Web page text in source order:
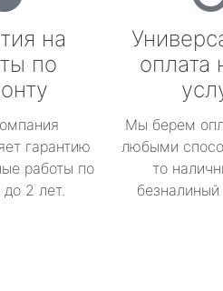
на
по
гарантию
работы по
2 лет.
оплата
Мы берем
любыми
то